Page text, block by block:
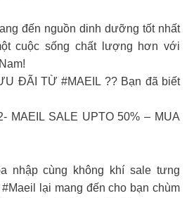
đến nguồn dinh dưỡng tốt nhất
cuộc sống chất lượng hơn với
ĐÃI TỪ #MAEIL ?? Bạn đã biết
MAEIL SALE UPTO 50% – MUA
nhập cùng không khí sale tưng
lại mang đến cho bạn chùm